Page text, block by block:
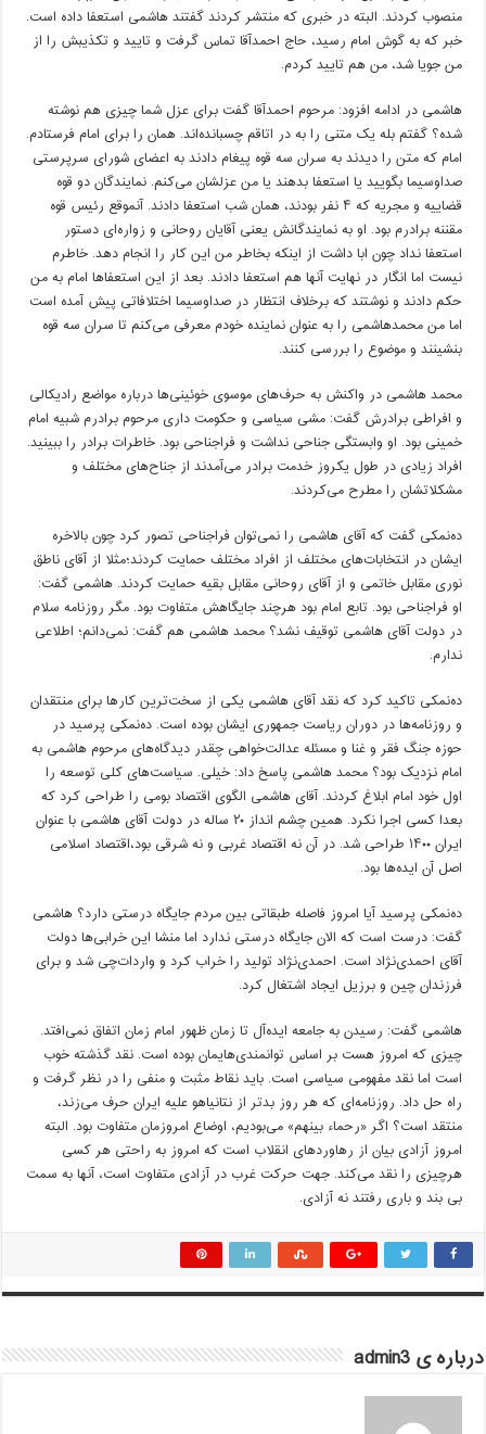
منصوب کردند. البته در خبری که منتشر کردند گفتند هاشمی استعفا داده است.
خبر که به گوش امام رسید، حاج احمدآقا تماس گرفت و تایید و تکذیبش را از
من جویا شد، من هم تایید کردم.
هاشمی در ادامه افزود: مرحوم احمدآقا گفت برای عزل شما چیزی هم نوشته
شده؟ گفتم بله یک متنی را به در اتاقم چسبانده‌اند. همان را برای امام فرستادم.
امام که متن را دیدند به سران سه قوه پیغام دادند به اعضای شورای سرپرستی
صداوسیما بگویید یا استعفا بدهند یا من عزلشان می‌کنم. نمایندگان دو قوه
قضاییه و مجریه که ۴ نفر بودند، همان شب استعفا دادند. آنموقع رئیس قوه
مقننه برادرم بود. او به نمایندگانش یعنی آقایان روحانی و زواره‌ای دستور
استعفا نداد چون ابا داشت از اینکه بخاطر من این کار را انجام دهد. خاطرم
نیست اما انگار در نهایت آنها هم استعفا دادند. بعد از این استعفاها امام به من
حکم دادند و نوشتند که برخلاف انتظار در صداوسیما اختلافاتی پیش آمده است
اما من محمدهاشمی را به عنوان نماینده خودم معرفی می‌کنم تا سران سه قوه
بنشینند و موضوع را بررسی کنند.
محمد هاشمی در واکنش به حرف‌های موسوی خوئینی‌ها درباره مواضع رادیکالی
و افراطی برادرش گفت: مشی سیاسی و حکومت داری مرحوم برادرم شبیه امام
خمینی بود. او وابستگی جناحی نداشت و فراجناحی بود. خاطرات برادر را ببینید.
افراد زیادی در طول یکروز خدمت برادر می‌آمدند از جناح‌های مختلف و
مشکلاتشان را مطرح می‌کردند.
ده‌نمکی گفت که آقای هاشمی را نمی‌توان فراجناحی تصور کرد چون بالاخره
ایشان در انتخابات‌های مختلف از افراد مختلف حمایت کردند؛‌مثلا از آقای ناطق
نوری مقابل خاتمی و از آقای روحانی مقابل بقیه حمایت کردند. هاشمی گفت:
او فراجناحی بود. تابع امام بود هرچند جایگاهش متفاوت بود. مگر روزنامه سلام
در دولت آقای هاشمی توقیف نشد؟ محمد هاشمی هم گفت: نمی‌دانم؛ اطلاعی
ندارم.
ده‌نمکی تاکید کرد که نقد آقای هاشمی یکی از سخت‌ترین کارها برای منتقدان
و روزنامه‌ها در دوران ریاست جمهوری ایشان بوده است. ده‌نمکی پرسید در
حوزه جنگ فقر و غنا و مسئله عدالت‌خواهی چقدر دیدگاه‌های مرحوم هاشمی به
امام نزدیک بود؟ محمد هاشمی پاسخ داد: خیلی. سیاست‌های کلی توسعه را
اول خود امام ابلاغ کردند. آقای هاشمی الگوی اقتصاد بومی را طراحی کرد که
بعدا کسی اجرا نکرد. همین چشم انداز ۲۰ ساله در دولت آقای هاشمی با عنوان
ایران ۱۴۰۰ طراحی شد. در آن نه اقتصاد غربی و نه شرقی بود،اقتصاد اسلامی
اصل آن ایده‌ها بود.
ده‌نمکی پرسید آیا امروز فاصله طبقاتی بین مردم جایگاه درستی دارد؟ هاشمی
گفت: درست است که الان جایگاه درستی ندارد اما منشا این خرابی‌ها دولت
آقای احمدی‌نژاد است. احمدی‌نژاد تولید را خراب کرد و واردات‌چی شد و برای
فرزندان چین و برزیل ایجاد اشتغال کرد.
هاشمی گفت: رسیدن به جامعه ایده‌آل تا زمان ظهور امام زمان اتفاق نمی‌افتد.
چیزی که امروز هست بر اساس توانمندی‌هایمان بوده است. نقد گذشته خوب
است اما نقد مفهومی سیاسی است. باید نقاط مثبت و منفی را در نظر گرفت و
راه حل داد. روزنامه‌ای که هر روز بدتر از نتانیاهو علیه ایران حرف می‌زند،
منتقد است؟ اگر «رحماء بینهم» می‌بودیم، اوضاع امروزمان متفاوت بود. البته
امروز آزادی بیان از رهاوردهای انقلاب است که امروز به راحتی هر کسی
هرچیزی را نقد می‌کند. جهت حرکت غرب در آزادی متفاوت است، آنها به سمت
بی بند و باری رفتند نه آزادی.
درباره ی admin3